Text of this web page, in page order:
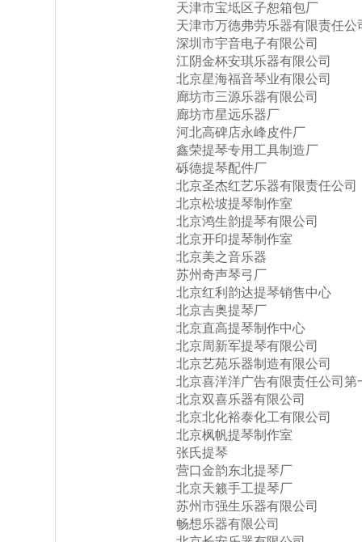
天津市宝坻区子恕箱包厂
天津市万德弗劳乐器有限责任公
深圳市宇音电子有限公司
江阴金杯安琪乐器有限公司
北京星海福音琴业有限公司
廊坊市三源乐器有限公司
廊坊市星远乐器厂
河北高碑店永峰皮件厂
鑫荣提琴专用工具制造厂
砾德提琴配件厂
北京圣杰红艺乐器有限责任公司
北京松坡提琴制作室
北京鸿生韵提琴有限公司
北京开印提琴制作室
北京美之音乐器
苏州奇声琴弓厂
北京红利韵达提琴销售中心
北京吉奥提琴厂
北京直高提琴制作中心
北京周新军提琴有限公司
北京艺苑乐器制造有限公司
北京喜洋洋广告有限责任公司第
北京双喜乐器有限公司
北京北化裕泰化工有限公司
北京枫帆提琴制作室
张氏提琴
营口金韵东北提琴厂
北京天籁手工提琴厂
苏州市强生乐器有限公司
畅想乐器有限公司